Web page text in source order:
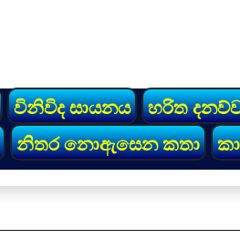
විනිවිද සායනය හරිත
නිතර නොඇසෙන කතා